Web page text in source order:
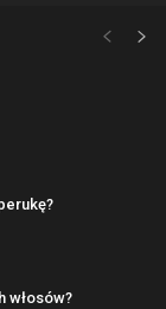
włosów?